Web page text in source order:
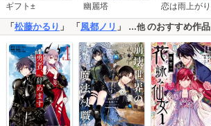
ギフト± 幽麗塔
「 松藤かるり 」 「 風都ノリ 」 …他のおすすめ作品